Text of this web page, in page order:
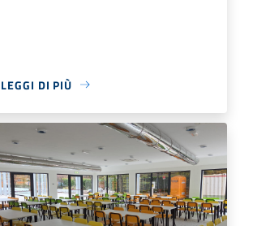
LEGGI DI PIÙ